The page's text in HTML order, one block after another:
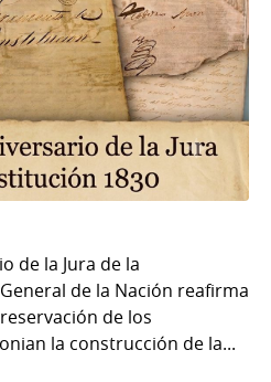
de la Jura de la
de la Nación reafirma
de los
la construcción de la...